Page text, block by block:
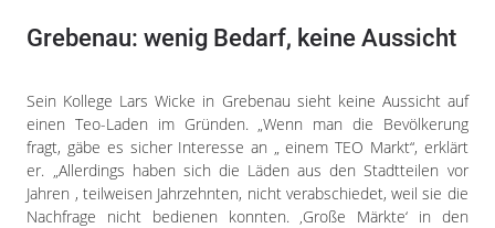
Grebenau: wenig Bedarf, keine Aussicht
Sein Kollege Lars Wicke in Grebenau sieht keine Aussicht auf
einen Teo-Laden im Gründen. „Wenn man die Bevölkerung
fragt, gäbe es sicher Interesse an „ einem TEO Markt“, erklärt
er. „Allerdings haben sich die Läden aus den Stadtteilen vor
Jahren , teilweisen Jahrzehnten, nicht verabschiedet, weil sie die
Nachfrage nicht bedienen konnten. ‚Große Märkte‘ in den